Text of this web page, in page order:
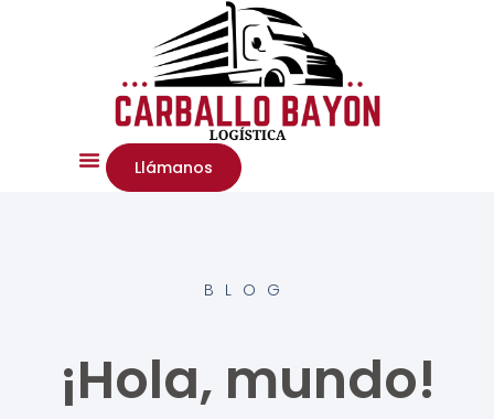
Llámanos
BLOG
¡Hola, mundo!